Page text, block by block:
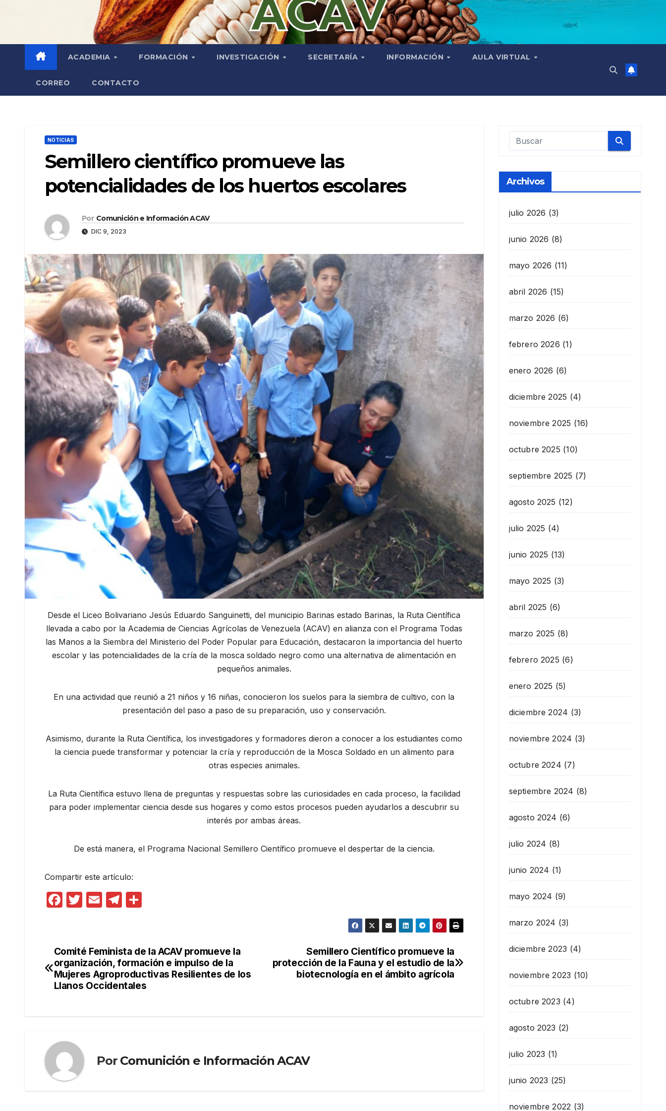
ACADEMIA FORMACIÓN INVESTIGACIÓN SECRETARÍA INFORMACIÓN AULA VIRTUAL
CORREO CONTACTO
NOTICIAS
Semillero científico promueve las
potencialidades de los huertos escolares
Por Comunición e Información ACAV
DIC 9, 2023
Desde el Liceo Bolivariano Jesús Eduardo Sanguinetti, del municipio Barinas estado Barinas, la Ruta Científica
llevada a cabo por la Academia de Ciencias Agrícolas de Venezuela (ACAV) en alianza con el Programa Todas
las Manos a la Siembra del Ministerio del Poder Popular para Educación, destacaron la importancia del huerto
escolar y las potencialidades de la cría de la mosca soldado negro como una alternativa de alimentación en
pequeños animales.
En una actividad que reunió a 21 niños y 16 niñas, conocieron los suelos para la siembra de cultivo, con la
presentación del paso a paso de su preparación, uso y conservación.
Asimismo, durante la Ruta Científica, los investigadores y formadores dieron a conocer a los estudiantes como
la ciencia puede transformar y potenciar la cría y reproducción de la Mosca Soldado en un alimento para
otras especies animales.
La Ruta Científica estuvo llena de preguntas y respuestas sobre las curiosidades en cada proceso, la facilidad
para poder implementar ciencia desde sus hogares y como estos procesos pueden ayudarlos a descubrir su
interés por ambas áreas.
De está manera, el Programa Nacional Semillero Científico promueve el despertar de la ciencia.
Compartir este artículo:
F
e
b
o
o
T
er
E
T
gr
a
m
p
ar
tir
Navegación
de
Semillero Científico promueve la
protección de la Fauna y el estudio de la
biotecnología en el ámbito agrícola
Comité Feminista de la ACAV promueve la
organización, formación e impulso de la
Mujeres Agroproductivas Resilientes de los
Llanos Occidentales
Por Comunición e Información ACAV
Archivos
julio 2026 (3)
junio 2026 (8)
mayo 2026 (11)
abril 2026 (15)
marzo 2026 (6)
febrero 2026 (1)
enero 2026 (6)
diciembre 2025 (4)
noviembre 2025 (16)
octubre 2025 (10)
septiembre 2025 (7)
agosto 2025 (12)
julio 2025 (4)
junio 2025 (13)
mayo 2025 (3)
abril 2025 (6)
marzo 2025 (8)
febrero 2025 (6)
enero 2025 (5)
diciembre 2024 (3)
noviembre 2024 (3)
octubre 2024 (7)
septiembre 2024 (8)
agosto 2024 (6)
julio 2024 (8)
junio 2024 (1)
mayo 2024 (9)
marzo 2024 (3)
diciembre 2023 (4)
noviembre 2023 (10)
octubre 2023 (4)
agosto 2023 (2)
julio 2023 (1)
junio 2023 (25)
noviembre 2022 (3)